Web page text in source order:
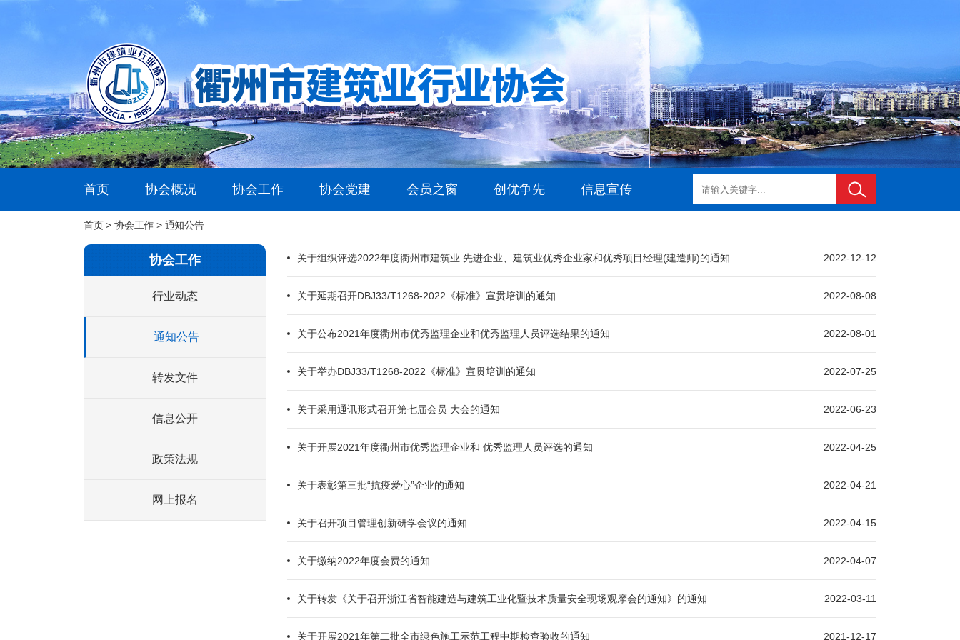
首页 协会概况 协会工作 协会党建 会员之窗 创优争先 信息宣传
首页>协会工作> 通知公告
协会工作
行业动态
通知公告
转发文件
信息公开
政策法规
网上报名
关于组织评选2022年度衢州市建筑业 先进企业、建筑业优秀企业家和优秀项目经理(建造师)的通知 2022-12-12
关于延期召开DBJ33/T1268-2022《标准》宣贯培训的通知 2022-08-08
关于公布2021年度衢州市优秀监理企业和优秀监理人员评选结果的通知 2022-08-01
关于举办DBJ33/T1268-2022《标准》宣贯培训的通知 2022-07-25
关于采用通讯形式召开第七届会员 大会的通知 2022-06-23
关于开展2021年度衢州市优秀监理企业和 优秀监理人员评选的通知 2022-04-25
关于表彰第三批“抗疫爱心”企业的通知 2022-04-21
关于召开项目管理创新研学会议的通知 2022-04-15
关于缴纳2022年度会费的通知 2022-04-07
关于转发《关于召开浙江省智能建造与建筑工业化暨技术质量安全现场观摩会的通知》的通知 2022-03-11
关于开展2021年第二批全市绿色施工示范工程中期检查验收的通知 2021-12-17